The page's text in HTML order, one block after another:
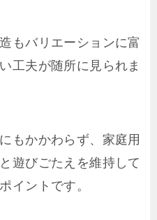
もバリエーションに富
工夫が随所に見られま
もかかわらず、家庭用
遊びごたえを維持して
イントです。